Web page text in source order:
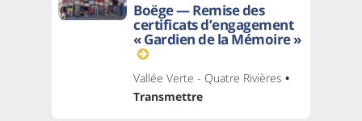
Boëge — Remise des
certificats d’engagement
« Gardien de la Mémoire »
Vallée Verte - Quatre Rivières •
Transmettre